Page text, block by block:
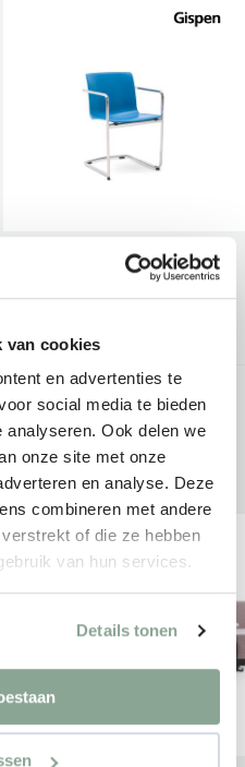
van cookies
en advertenties te
social media te bieden
Ook delen we
onze site met onze
en analyse. Deze
combineren met andere
of die ze hebben
van hun services.
Details tonen
GISPEN NOMI
COMFORT